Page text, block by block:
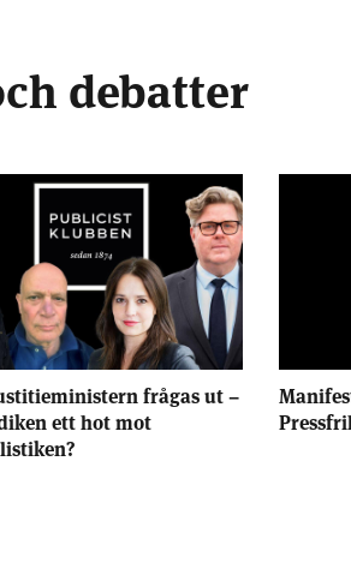
debatter
frågas ut –
ett hot mot